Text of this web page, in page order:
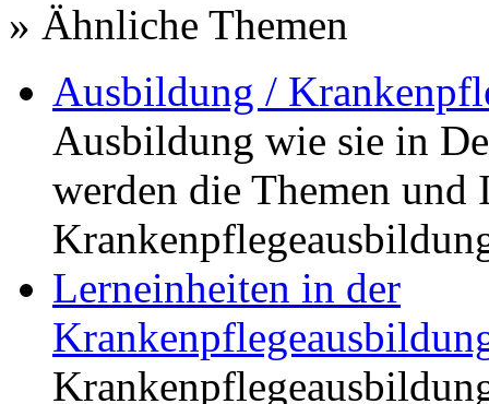
» Ähnliche Themen
Ausbildung /
Ausbildung wie sie in
werden die Themen und
Lerneinheiten in der